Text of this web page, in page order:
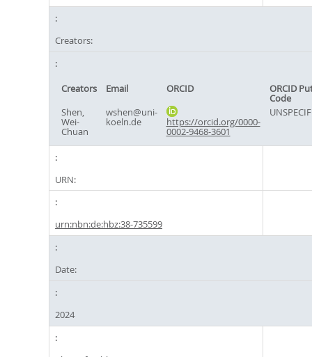
Creators:
Creators Email ORCID ORCID
Code
Shen,
Wei-
Chuan
wshen@uni-
koeln.de https://orcid.org/0000-
0002-9468-3601
URN:
urn:nbn:de:hbz:38-735599
Date:
2024